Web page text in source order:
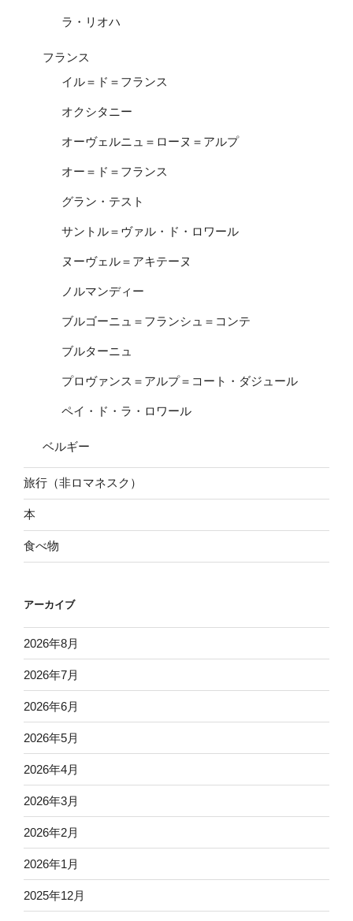
ラ・リオハ
フランス
イル＝ド＝フランス
オクシタニー
オーヴェルニュ＝ローヌ＝アルプ
オー＝ド＝フランス
グラン・テスト
サントル＝ヴァル・ド・ロワール
ヌーヴェル＝アキテーヌ
ノルマンディー
ブルゴーニュ＝フランシュ＝コンテ
ブルターニュ
プロヴァンス＝アルプ＝コート・ダジュール
ペイ・ド・ラ・ロワール
ベルギー
旅行（非ロマネスク）
本
食べ物
アーカイブ
2026年8月
2026年7月
2026年6月
2026年5月
2026年4月
2026年3月
2026年2月
2026年1月
2025年12月